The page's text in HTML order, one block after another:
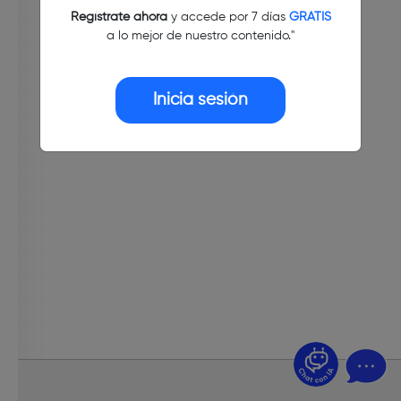
Regístrate ahoray accede por 7 días GRATIS
a lo mejor de nuestro contenido."
Inicia sesión